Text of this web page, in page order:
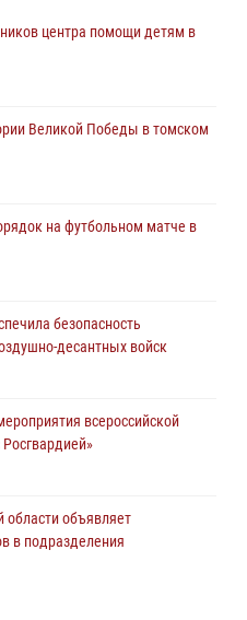
центра помощи детям в
Великой Победы в томском
на футбольном матче в
безопасность
десантных войск
всероссийской
области объявляет
в подразделения